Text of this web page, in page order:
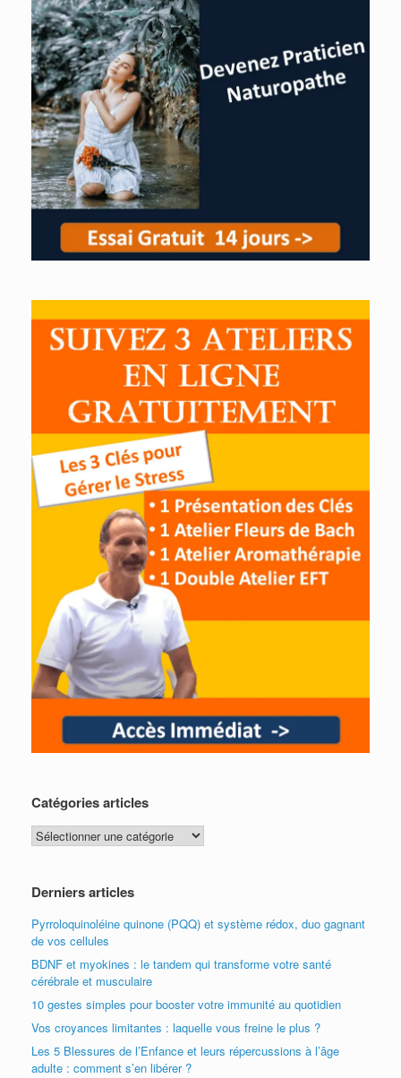
Catégories articles
Catégories
articles
Derniers articles
Pyrroloquinoléine quinone (PQQ) et système rédox, duo gagnant
de vos cellules
BDNF et myokines : le tandem qui transforme votre santé
cérébrale et musculaire
10 gestes simples pour booster votre immunité au quotidien
Vos croyances limitantes : laquelle vous freine le plus ?
Les 5 Blessures de l’Enfance et leurs répercussions à l’âge
adulte : comment s’en libérer ?